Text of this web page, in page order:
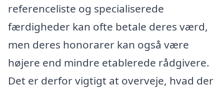
referenceliste og specialiserede
færdigheder kan ofte betale deres værd,
men deres honorarer kan også være
højere end mindre etablerede rådgivere.
Det er derfor vigtigt at overveje, hvad der